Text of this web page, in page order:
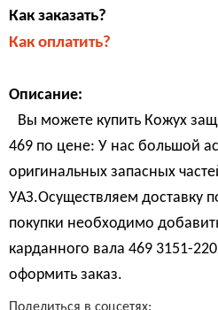
Как заказать?
Как оплатить?
Описание:
Вы можете купить Кожух
469 по цене: У нас большой
оригинальных запасных
УАЗ.Осуществляем доставку
покупки необходимо
карданного вала 469 3151-
оформить заказ.